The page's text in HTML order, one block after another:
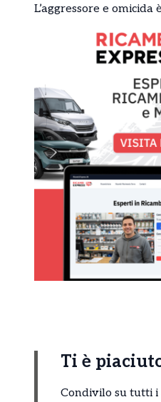
L’aggressore e omicida
Ti è
Condivilo su tutti i